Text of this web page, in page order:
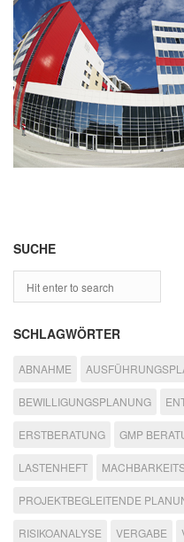
SUCHE
SCHLAGWÖRTER
ABNAHME
BEWILLIGUNGSPLANUNG
ERSTBERATUNG GMP
LASTENHEFT
PROJEKTBEGLEITENDE
RISIKOANALYSE VERGABE